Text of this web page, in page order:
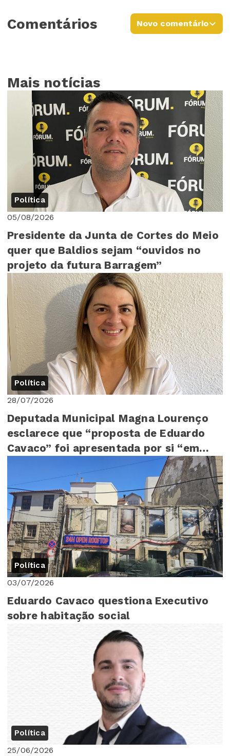
Comentários Novo comentário
Mais notícias
Política
05/08/2026
Presidente da Junta de Cortes do Meio
quer que Baldios sejam “ouvidos no
projeto da futura Barragem”
Política
28/07/2026
Deputada Municipal Magna Lourenço
esclarece que “proposta de Eduardo
Cavaco” foi apresentada por si “em
Política
03/07/2026
Eduardo Cavaco questiona Executivo
sobre habitação social
Política
25/06/2026